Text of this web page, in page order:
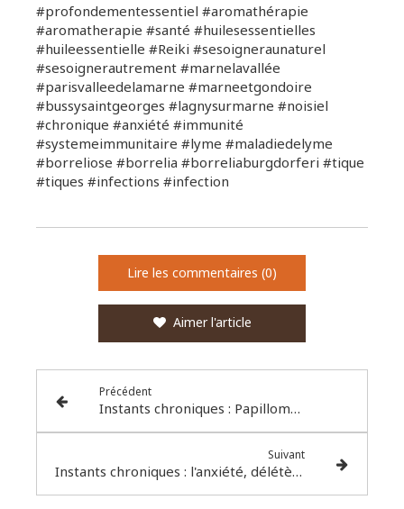
#profondementessentiel #aromathérapie
#aromatherapie #santé #huilesessentielles
#huileessentielle #Reiki #sesoigneraunaturel
#sesoignerautrement #marnelavallée
#parisvalleedelamarne #marneetgondoire
#bussysaintgeorges #lagnysurmarne #noisiel
#chronique #anxiété #immunité
#systemeimmunitaire #lyme #maladiedelyme
#borreliose #borrelia #borreliaburgdorferi #tique
#tiques #infections #infection
Lire les commentaires (0)
Aimer l'article
Précédent
Instants chroniques : Papillomavirus (HPV) : un virus très contagieux
Suivant
Instants chroniques : l'anxiété, délétère pour la santé